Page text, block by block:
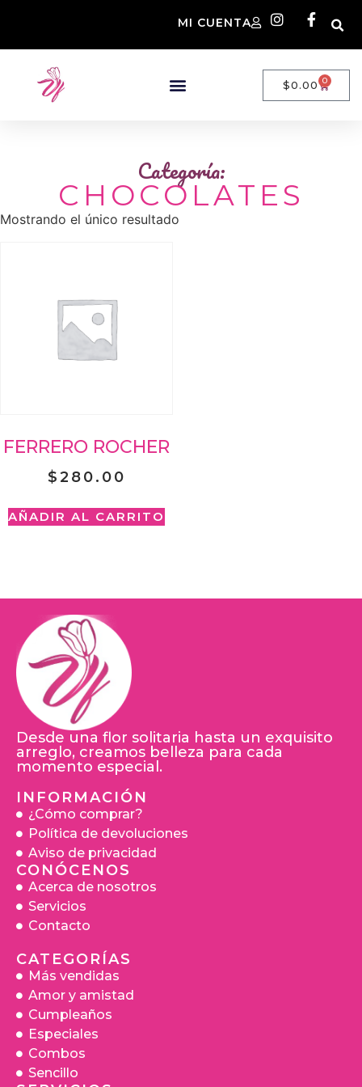
MI CUENTA
$0.00 0
Categoría:
CHOCOLATES
Mostrando el único resultado
FERRERO ROCHER
$ 280.00
AÑADIR AL CARRITO
Desde una flor solitaria hasta un exquisito
arreglo, creamos belleza para cada
momento especial.
INFORMACIÓN
¿Cómo comprar?
Política de devoluciones
Aviso de privacidad
CONÓCENOS
Acerca de nosotros
Servicios
Contacto
CATEGORÍAS
Más vendidas
Amor y amistad
Cumpleaños
Especiales
Combos
Sencillo